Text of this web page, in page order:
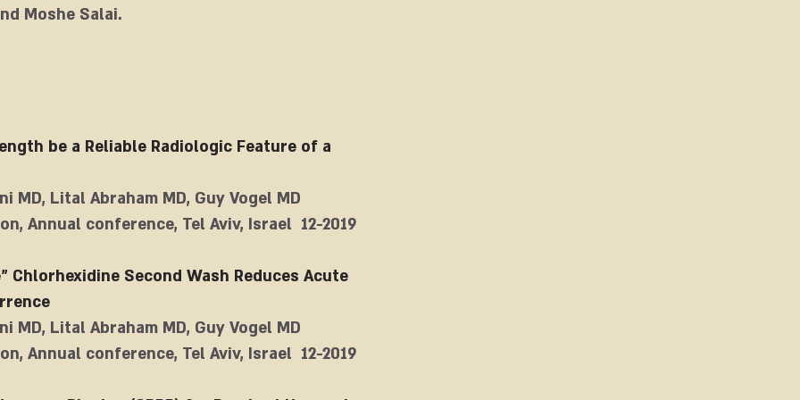
Moshe Salai.
be a Reliable Radiologic Feature of a
MD, Lital Abraham MD, Guy Vogel MD
Annual conference, Tel Aviv, Israel 12-2019
Chlorhexidine Second Wash Reduces Acute
MD, Lital Abraham MD, Guy Vogel MD
Annual conference, Tel Aviv, Israel 12-2019